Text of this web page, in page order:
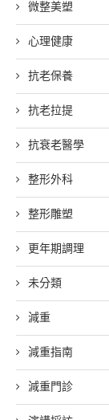
微整美塑
心理健康
抗老保養
抗老拉提
抗衰老醫學
整形外科
整形雕塑
更年期調理
未分類
減重
減重指南
減重門診